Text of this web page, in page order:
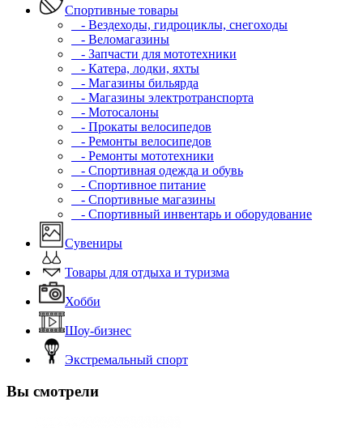
Спортивные товары
- Вездеходы, гидроциклы, снегоходы
- Веломагазины
- Запчасти для мототехники
- Катера, лодки, яхты
- Магазины бильярда
- Магазины электротранспорта
- Мотосалоны
- Прокаты велосипедов
- Ремонты велосипедов
- Ремонты мототехники
- Спортивная одежда и обувь
- Спортивное питание
- Спортивные магазины
- Спортивный инвентарь и оборудование
Сувениры
Товары для отдыха и туризма
Хобби
Шоу-бизнес
Экстремальный спорт
Вы смотрели